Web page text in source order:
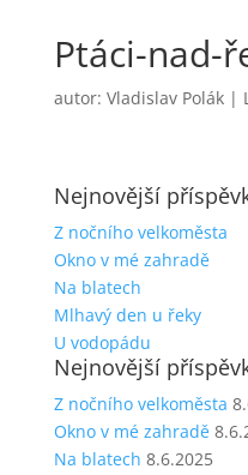
Ptáci-nad-
autor: Vladislav Polák|
Nejnovější
Z nočního velkoměsta
Okno v mé zahradě
Na blatech
Mlhavý den u řeky
U vodopádu
Nejnovější
Z nočního velkoměsta
Okno v mé zahradě
Na blatech 8.6.2025